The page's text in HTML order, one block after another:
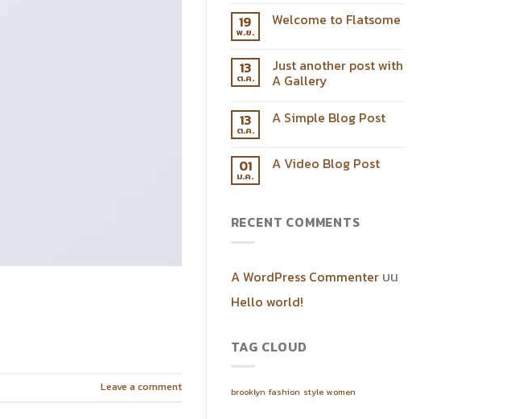
Leave a comment
19
พ.ย.
Welcome to Flatsome
13
ต.ค.
Just another post with
A Gallery
13
ต.ค.
A Simple Blog Post
01
ม.ค.
A Video Blog Post
RECENT COMMENTS
A WordPress Commenterบน
Hello world!
TAG CLOUD
brooklyn fashion style women